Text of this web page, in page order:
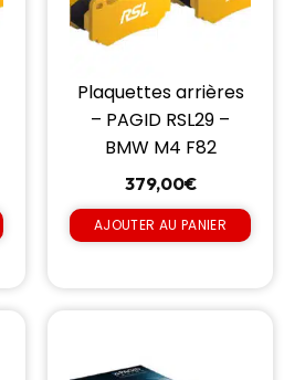
Plaquettes arrières
– PAGID RSL29 –
BMW M4 F82
379,00€
AJOUTER AU PANIER